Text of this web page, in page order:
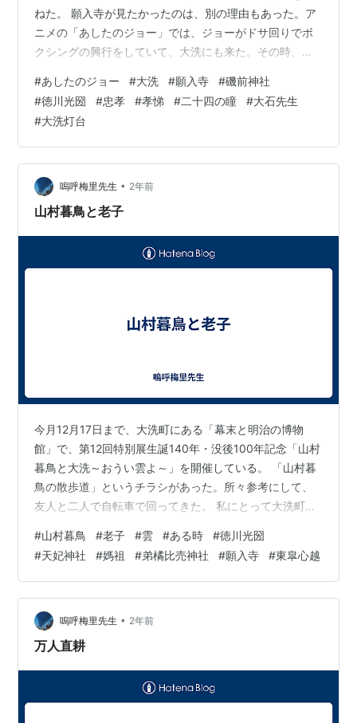
ねた。 願入寺が見たかったのは、別の理由もあった。ア
ニメの「あしたのジョー」では、ジョーがドサ回りでボ
クシングの興行をしていて、大洗にも来た。その時、何
適当な空き地があったのか。 あしたのジョー 第67話 小
さな冒険旅行 ボクシングジムの近くの子ども達5人が大
洗まで来て、灯台の下でジョーに再会する。ドサ回りの
仮設住居のテントは鳥居の内側にある。そこで、子ども
達はジョーに食事をご馳走になる。当たりを付けてやっ
て来たマンモス西が、子ども達を仕事用の車…
#あしたのジョー #大洗 #願入寺 #磯前神社
#徳川光圀 #忠孝 #孝悌 #二十四の瞳 #大石先生
#大洗灯台
嗚呼梅里先生 • 2年前
山村暮鳥と老子
今月12月17日まで、大洗町にある「幕末と明治の博物
館」で、第12回特別展生誕140年・没後100年記念「山村
暮鳥と大洗～おうい雲よ～」を開催している。 「山村暮
鳥の散歩道」というチラシがあった。所々参考にして、
友人と二人で自転車で回ってきた。 私にとって大洗町は
の詩碑も何度か訪ねたことがある。「ある時」の詩碑
は、詩は萩原朔太郎の撰で、小川芋銭の書による。碑の
建設の発起人には室生犀星も名を連ねている。 「ある
時」を含む詩集『雲』は、青空文庫にある。チラシの裏
にも、書名と同じ「雲」から、「おなじく」、「ある
時」と続く、雲について書かれた連作の他に…
#山村暮鳥 #老子 #雲 #ある時 #徳川光圀
#天妃神社 #媽祖 #弟橘比売神社 #願入寺 #東皐心越
嗚呼梅里先生 • 2年前
万人直耕